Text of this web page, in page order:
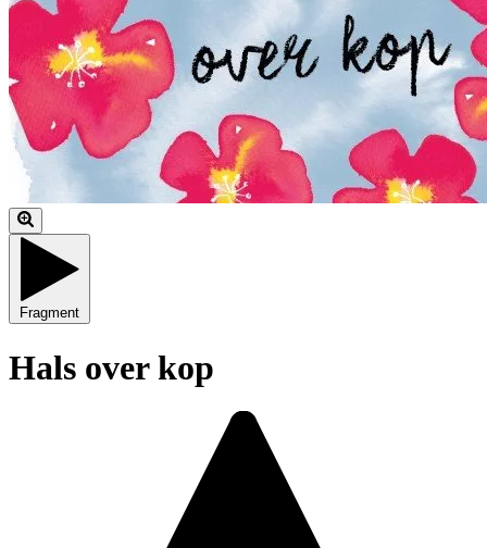
Fragment
Hals over kop